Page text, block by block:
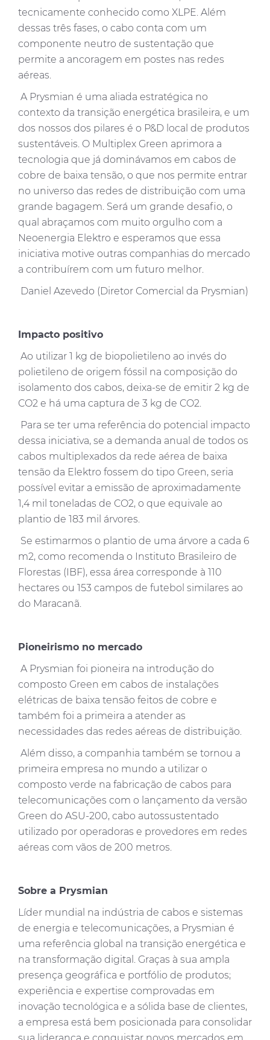
tecnicamente conhecido como XLPE. Além
dessas três fases, o cabo conta com um
componente neutro de sustentação que
permite a ancoragem em postes nas redes
aéreas.
A Prysmian é uma aliada estratégica no
contexto da transição energética brasileira, e um
dos nossos dos pilares é o P&D local de produtos
sustentáveis. O Multiplex Green aprimora a
tecnologia que já dominávamos em cabos de
cobre de baixa tensão, o que nos permite entrar
no universo das redes de distribuição com uma
grande bagagem. Será um grande desafio, o
qual abraçamos com muito orgulho com a
Neoenergia Elektro e esperamos que essa
iniciativa motive outras companhias do mercado
a contribuírem com um futuro melhor.
Daniel Azevedo (Diretor Comercial da Prysmian)
Impacto positivo
Ao utilizar 1 kg de biopolietileno ao invés do
polietileno de origem fóssil na composição do
isolamento dos cabos, deixa-se de emitir 2 kg de
CO2 e há uma captura de 3 kg de CO2.
Para se ter uma referência do potencial impacto
dessa iniciativa, se a demanda anual de todos os
cabos multiplexados da rede aérea de baixa
tensão da Elektro fossem do tipo Green, seria
possível evitar a emissão de aproximadamente
1,4 mil toneladas de CO2, o que equivale ao
plantio de 183 mil árvores.
Se estimarmos o plantio de uma árvore a cada 6
m2, como recomenda o Instituto Brasileiro de
Florestas (IBF), essa área corresponde à 110
hectares ou 153 campos de futebol similares ao
do Maracanã.
Pioneirismo no mercado
A Prysmian foi pioneira na introdução do
composto Green em cabos de instalações
elétricas de baixa tensão feitos de cobre e
também foi a primeira a atender as
necessidades das redes aéreas de distribuição.
Além disso, a companhia também se tornou a
primeira empresa no mundo a utilizar o
composto verde na fabricação de cabos para
telecomunicações com o lançamento da versão
Green do ASU-200, cabo autossustentado
utilizado por operadoras e provedores em redes
aéreas com vãos de 200 metros.
Sobre a Prysmian
Líder mundial na indústria de cabos e sistemas
de energia e telecomunicações, a Prysmian é
uma referência global na transição energética e
na transformação digital. Graças à sua ampla
presença geográfica e portfólio de produtos;
experiência e expertise comprovadas em
inovação tecnológica e a sólida base de clientes,
a empresa está bem posicionada para consolidar